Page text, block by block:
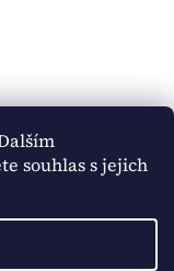
souhlas s jejich